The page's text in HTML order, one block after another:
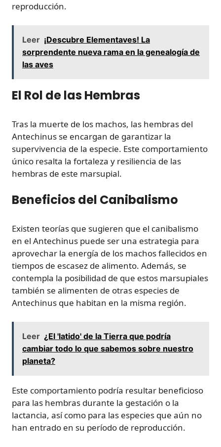
reproducción.
Leer ¡Descubre Elementaves! La
sorprendente nueva rama en la genealogía de
las aves
El Rol de las Hembras
Tras la muerte de los machos, las hembras del
Antechinus se encargan de garantizar la
supervivencia de la especie. Este comportamiento
único resalta la fortaleza y resiliencia de las
hembras de este marsupial.
Beneficios del Canibalismo
Existen teorías que sugieren que el canibalismo
en el Antechinus puede ser una estrategia para
aprovechar la energía de los machos fallecidos en
tiempos de escasez de alimento. Además, se
contempla la posibilidad de que estos marsupiales
también se alimenten de otras especies de
Antechinus que habitan en la misma región.
Leer ¿El 'latido' de la Tierra que podría
cambiar todo lo que sabemos sobre nuestro
planeta?
Este comportamiento podría resultar beneficioso
para las hembras durante la gestación o la
lactancia, así como para las especies que aún no
han entrado en su período de reproducción.